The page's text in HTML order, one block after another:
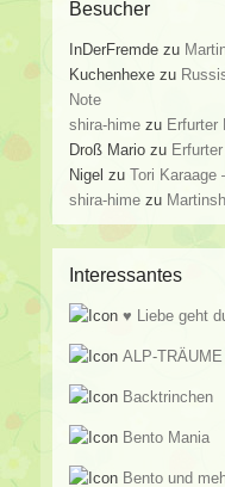
Besucher
InDerFremde zu
Kuchenhexe zu
Note
shira-hime zu Erfurter
Droß Mario zu
Nigel zuTori Karaage
shira-hime zu
Interessantes
♥ Liebe geht
ALP-TRÄUME
Backtrinchen
Bento Mania
Bento und